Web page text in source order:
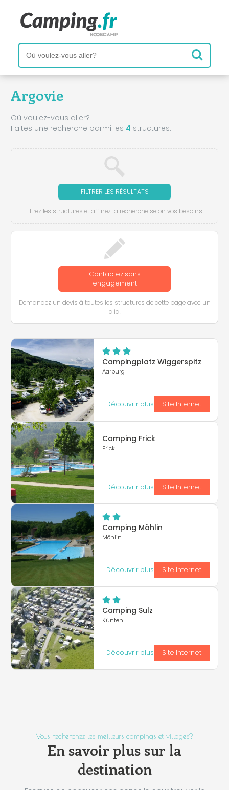
Argovie
Où voulez-vous aller?
Faites une recherche parmi les 4 structures.
FILTRER LES RÉSULTATS
Filtrez les structures et affinez la recherche selon vos besoins!
Contactez sans
engagement
Demandez un devis à toutes les structures de cette page avec un
clic!
Campingplatz Wiggerspitz
Aarburg
Découvrir plus Site Internet
Camping Frick
Frick
Découvrir plus Site Internet
Camping Möhlin
Möhlin
Découvrir plus Site Internet
Camping Sulz
Künten
Découvrir plus Site Internet
Vous recherchez les meilleurs campings et villages?
En savoir plus sur la
destination